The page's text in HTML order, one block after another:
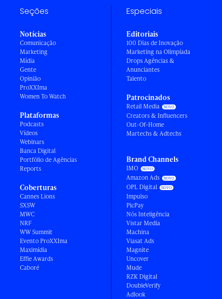
Seções
Notícias
Comunicação
Marketing
Mídia
Gente
Opinião
ProXXIma
Women To Watch
Plataformas
Podcasts
Vídeos
Webinars
Banca Digital
Portfólio de Agências
Reports
Coberturas
Cannes Lions
SXSW
MWC
NRF
WW Summit
Evento ProXXIma
Maximídia
Effie Awards
Caboré
Especiais
Editoriais
100 Dias de Inovação
Marketing na Olimpíada
Drops Agências &
Anunciantes
Talento
Patrocinados
Retail Media
Creators & Influencers
Out-Of-Home
Martechs & Adtechs
Brand Channels
IMO
Amazon Ads
OPL Digital
Impulso
PicPay
Nós Inteligência
Vistar Media
Machina
Viasat Ads
Magnite
Uncover
Mude
RZK Digital
DoubleVerify
Adlook